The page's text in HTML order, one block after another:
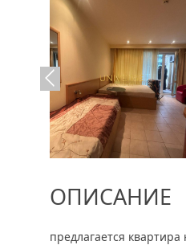
ОПИСАНИЕ
предлагается